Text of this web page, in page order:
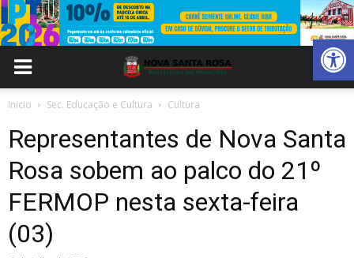
Abrir
Inicio Sec. Educação e Cultura Cultura
Representantes de Nova Santa
Rosa sobem ao palco do 21º
FERMOP nesta sexta-feira
(03)